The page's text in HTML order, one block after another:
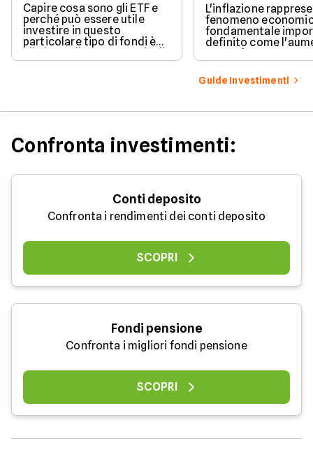
Capire cosa sono gli ETF e
perché può essere utile
investire in questo
particolare tipo di fondi è
alla base di una strategia di
investimento profittevole.
L'inflazione
fenomeno
fondamentale
definito come
generale e
prezzi dei beni e dei
in un'economia.
Guide Investimenti
Confronta investimenti:
Conti deposito
Confronta i rendimenti dei conti deposito
SCOPRI
Fondi pensione
Confronta i migliori fondi pensione
SCOPRI